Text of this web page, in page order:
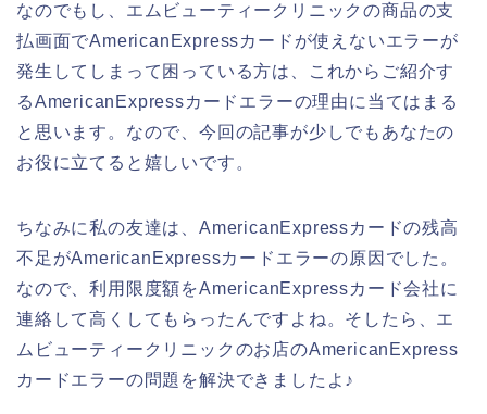
なのでもし、エムビューティークリニックの商品の支
払画面でAmericanExpressカードが使えないエラーが
発生してしまって困っている方は、これからご紹介す
るAmericanExpressカードエラーの理由に当てはまる
と思います。なので、今回の記事が少しでもあなたの
お役に立てると嬉しいです。
ちなみに私の友達は、AmericanExpressカードの残高
不足がAmericanExpressカードエラーの原因でした。
なので、利用限度額をAmericanExpressカード会社に
連絡して高くしてもらったんですよね。そしたら、エ
ムビューティークリニックのお店のAmericanExpress
カードエラーの問題を解決できましたよ♪